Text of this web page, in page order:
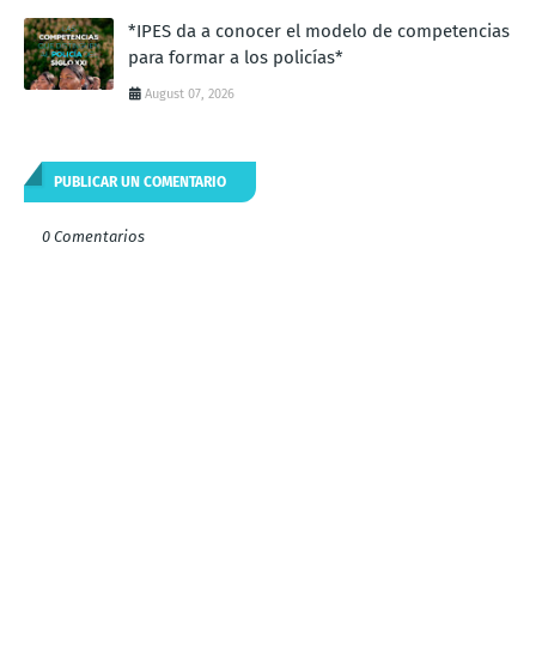
*IPES da a conocer el modelo de competencias
para formar a los policías*
August 07, 2026
PUBLICAR UN COMENTARIO
0 Comentarios